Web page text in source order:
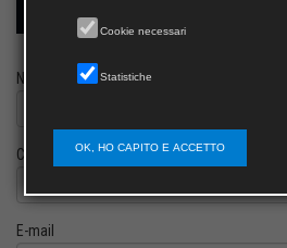
Modulo richiesta saggio biblioteca
Nome
Cognome
E-mail
Cookie necessari
Statistiche
OK, HO CAPITO E ACCETTO